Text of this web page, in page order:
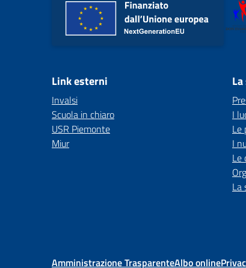
Link esterni
Invalsi
Scuola in chiaro
USR Piemonte
Miur
I
Le
I
Le
La
Amministrazione TrasparenteAlbo online